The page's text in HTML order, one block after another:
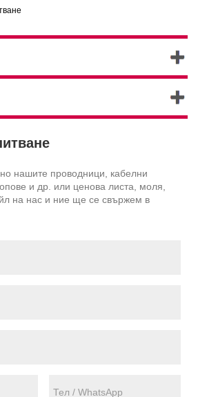
нашите проводници, кабелни
и др. или ценова листа, моля,
на нас и ние ще се свържем в